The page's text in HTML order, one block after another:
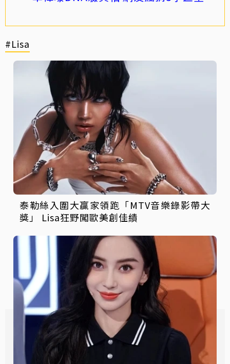
#Lisa
泰勒絲入圍大贏家領跑「MTV音樂錄影帶大
獎」 Lisa狂野闖歐美創佳績